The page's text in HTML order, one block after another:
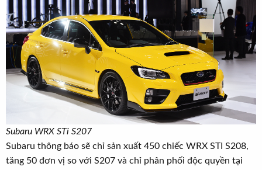
Subaru WRX STi S207
Subaru thông báo sẽ chỉ sản xuất 450 chiếc WRX STI S208,
tăng 50 đơn vị so với S207 và chỉ phân phối độc quyền tại